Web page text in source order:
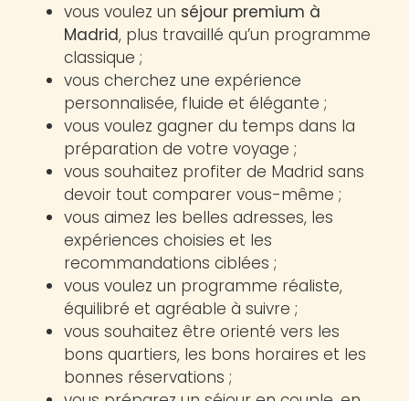
vous voulez un séjour premium à
Madrid, plus travaillé qu’un programme
classique ;
vous cherchez une expérience
personnalisée, fluide et élégante ;
vous voulez gagner du temps dans la
préparation de votre voyage ;
vous souhaitez profiter de Madrid sans
devoir tout comparer vous-même ;
vous aimez les belles adresses, les
expériences choisies et les
recommandations ciblées ;
vous voulez un programme réaliste,
équilibré et agréable à suivre ;
vous souhaitez être orienté vers les
bons quartiers, les bons horaires et les
bonnes réservations ;